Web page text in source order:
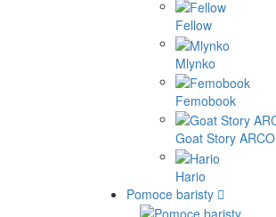
Fellow
Mlynko
Femobook
Goat Story ARCO
Hario
Pomoce baristy